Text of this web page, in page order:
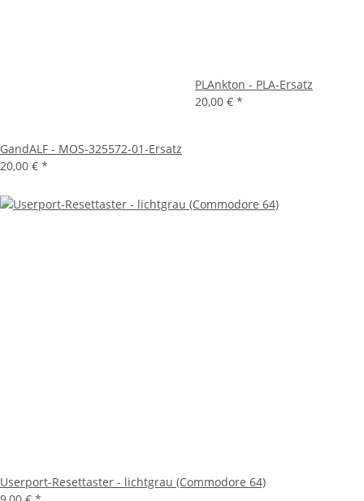
GandALF - MOS-325572-01-Ersatz
20,00 € *
PLAnkton - PLA-Ersatz
20,00 € *
Userport-Resettaster - lichtgrau (Commodore 64)